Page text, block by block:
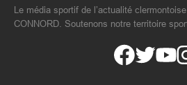
Le média sportif de l’actualité
CONNORD. Soutenons notre territoire